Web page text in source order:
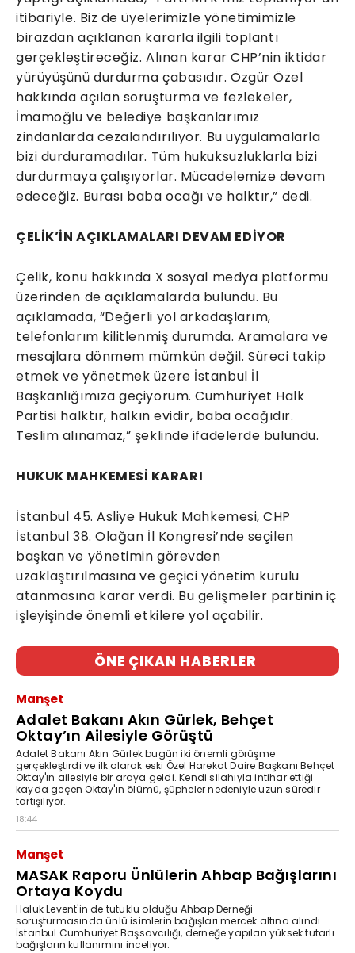
itibariyle. Biz de üyelerimizle yönetimimizle
birazdan açıklanan kararla ilgili toplantı
gerçekleştireceğiz. Alınan karar CHP’nin iktidar
yürüyüşünü durdurma çabasıdır. Özgür Özel
hakkında açılan soruşturma ve fezlekeler,
İmamoğlu ve belediye başkanlarımız
zindanlarda cezalandırılıyor. Bu uygulamalarla
bizi durduramadılar. Tüm hukuksuzluklarla bizi
durdurmaya çalışıyorlar. Mücadelemize devam
edeceğiz. Burası baba ocağı ve halktır,” dedi.
ÇELİK’İN AÇIKLAMALARI DEVAM EDİYOR
Çelik, konu hakkında X sosyal medya platformu
üzerinden de açıklamalarda bulundu. Bu
açıklamada, “Değerli yol arkadaşlarım,
telefonlarım kilitlenmiş durumda. Aramalara ve
mesajlara dönmem mümkün değil. Süreci takip
etmek ve yönetmek üzere İstanbul İl
Başkanlığımıza geçiyorum. Cumhuriyet Halk
Partisi halktır, halkın evidir, baba ocağıdır.
Teslim alınamaz,” şeklinde ifadelerde bulundu.
HUKUK MAHKEMESİ KARARI
İstanbul 45. Asliye Hukuk Mahkemesi, CHP
İstanbul 38. Olağan İl Kongresi’nde seçilen
başkan ve yönetimin görevden
uzaklaştırılmasına ve geçici yönetim kurulu
atanmasına karar verdi. Bu gelişmeler partinin iç
işleyişinde önemli etkilere yol açabilir.
ÖNE ÇIKAN HABERLER
Manşet
Adalet Bakanı Akın Gürlek, Behçet
Oktay’ın Ailesiyle Görüştü
Adalet Bakanı Akın Gürlek bugün iki önemli görüşme
gerçekleştirdi ve ilk olarak eski Özel Harekat Daire Başkanı Behçet
Oktay'ın ailesiyle bir araya geldi. Kendi silahıyla intihar ettiği
kayda geçen Oktay'ın ölümü, şüpheler nedeniyle uzun süredir
tartışılıyor.
18:44
Manşet
MASAK Raporu Ünlülerin Ahbap Bağışlarını
Ortaya Koydu
Haluk Levent'in de tutuklu olduğu Ahbap Derneği
soruşturmasında ünlü isimlerin bağışları mercek altına alındı.
İstanbul Cumhuriyet Başsavcılığı, derneğe yapılan yüksek tutarlı
bağışların kullanımını inceliyor.